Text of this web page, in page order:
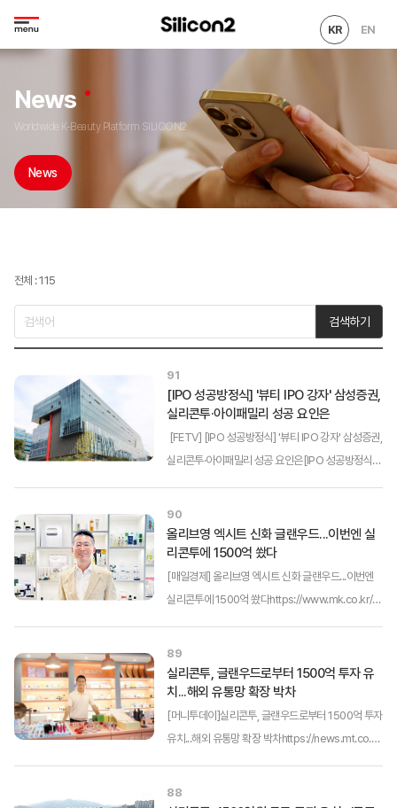
KR EN
News
Worldwide K-Beauty Platform SILICON2
News
전체 : 115
검색하기
91
[IPO 성공방정식] '뷰티 IPO 강자' 삼성증권,
실리콘투·아이패밀리 성공 요인은
[FETV] [IPO 성공방정식] '뷰티 IPO 강자' 삼성증권,
실리콘투·아이패밀리 성공 요인은[IPO 성공방정식]
을 확인할 수 있습니다.)실리콘투 본...
90
올리브영 엑시트 신화 글랜우드...이번엔 실
리콘투에 1500억 쐈다
[매일경제] 올리브영 엑시트 신화 글랜우드...이번엔
실리콘투에 1500억 쐈다https://www.mk.co.kr/n
리브영 투자로 유명한 글랜우드가 산하 크레딧 사모
펀드인 ‘글랜우드크레딧’을 ...
89
실리콘투, 글랜우드로부터 1500억 투자 유
치...해외 유통망 확장 박차
[머니투데이]실리콘투, 글랜우드로부터 1500억 투자
유치...해외 유통망 확장 박차https://news.mt.co.k
88